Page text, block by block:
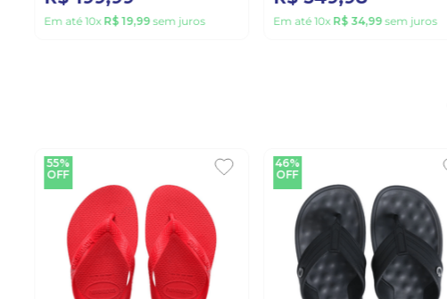
Em até10x R$ 19,99sem juros Em até10x R$ 34,99sem juros
55%
OFF
46%
OFF